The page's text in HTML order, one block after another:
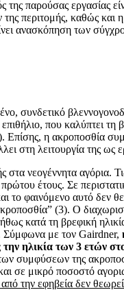
της παρού­σας
της περιτομής, καθώς
ανασκόπηση των
συνδετικό
που καλύπτει τη
Επίσης, η ακροποσθία
στη λειτουργία της ως
στα νεογέννητα
πρώτου έτους. Σε
το φαινόμενο αυτό δεν
(3). Ο
κατά τη βρεφική
Σύμφωνα με τον Gairdner,
ηλικία των 3 ετών
των συμφύσεων της
σε μικρό ποσοστό
την εφηβεία δεν